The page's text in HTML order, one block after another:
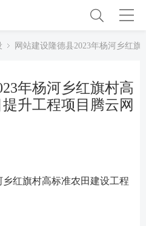
网站建设隆德县2023年杨河乡红
年杨河乡红旗村高
升工程项目腾云网
红旗村高标准农田建设工程